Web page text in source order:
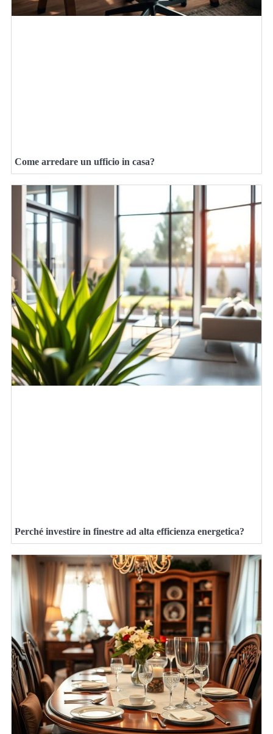
Come arredare un ufficio in casa?
Perché investire in finestre ad alta efficienza energetica?